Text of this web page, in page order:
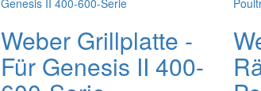
Weber Grillplatte -
Für Genesis II 400-